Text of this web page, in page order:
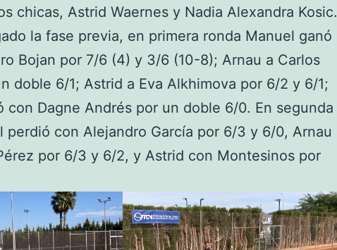
chicas, Astrid Waernes y Nadia Alexandra Kosic.
la fase previa, en primera ronda Manuel ganó
Bojan por 7/6 (4) y 3/6 (10-8); Arnau a Carlos
doble 6/1; Astrid a Eva Alkhimova por 6/2 y 6/1;
con Dagne Andrés por un doble 6/0. En segunda
perdió con Alejandro García por 6/3 y 6/0, Arnau
por 6/3 y 6/2, y Astrid con Montesinos por